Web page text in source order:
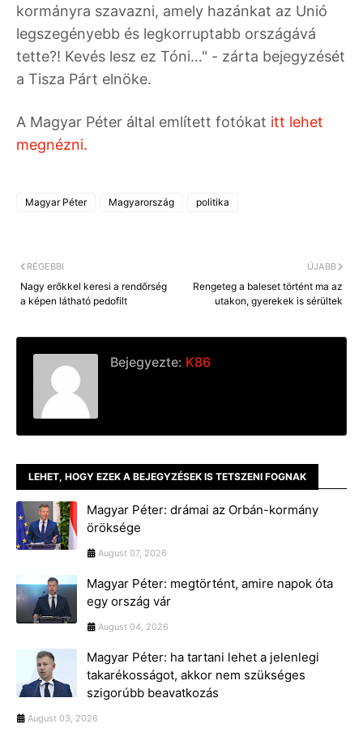
kormányra szavazni, amely hazánkat az Unió
legszegényebb és legkorruptabb országává
tette?! Kevés lesz ez Tóni…" - zárta bejegyzését
a Tisza Párt elnöke.
A Magyar Péter által említett fotókat itt lehet
megnézni.
Magyar Péter Magyarország politika
ÚJABB
Rengeteg a baleset történt ma az
utakon, gyerekek is sérültek
RÉGEBBI
Nagy erőkkel keresi a rendőrség
a képen látható pedofilt
Bejegyezte: K86
LEHET, HOGY EZEK A BEJEGYZÉSEK IS TETSZENI FOGNAK
Magyar Péter: drámai az Orbán-kormány
öröksége
August 07, 2026
Magyar Péter: megtörtént, amire napok óta
egy ország vár
August 04, 2026
Magyar Péter: ha tartani lehet a jelenlegi
takarékosságot, akkor nem szükséges
szigorúbb beavatkozás
August 03, 2026